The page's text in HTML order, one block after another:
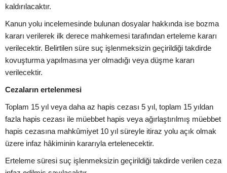
kaldırılacaktır.
Kanun yolu incelemesinde bulunan dosyalar hakkında ise bozma
kararı verilerek ilk derece mahkemesi tarafından erteleme kararı
verilecektir. Belirtilen süre suç işlenmeksizin geçirildiği takdirde
kovuşturma yapılmasına yer olmadığı veya düşme kararı
verilecektir.
Cezaların ertelenmesi
Toplam 15 yıl veya daha az hapis cezası 5 yıl, toplam 15 yıldan
fazla hapis cezası ile müebbet hapis veya ağırlaştırılmış müebbet
hapis cezasına mahkûmiyet 10 yıl süreyle itiraz yolu açık olmak
üzere infaz hâkiminin kararıyla ertelenecektir.
Erteleme süresi suç işlenmeksizin geçirildiği takdirde verilen ceza